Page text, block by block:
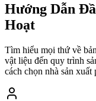
Hướng Dẫn
Hoạt
Tìm hiểu mọi thứ về
vật liệu đến quy trình
cách chọn nhà sản xuất